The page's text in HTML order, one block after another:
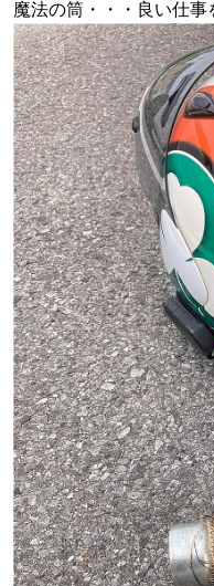
魔法の筒・・・良い仕事